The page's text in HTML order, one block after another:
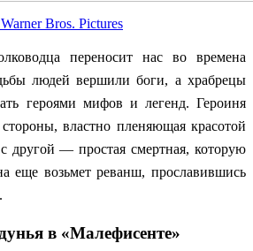
Bros. Pictures
переносит нас во времена
людей вершили боги, а храбрецы
героями мифов и легенд. Героиня
властно пленяющая красотой
другой — простая смертная, которую
еще возьмет реванш, прославившись
в «Малефисенте»